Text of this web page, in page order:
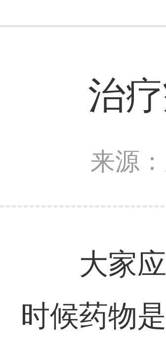
治
来源
大家
时候药物